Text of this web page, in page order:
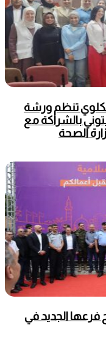
تنظم ورشة
بالشراكة مع
الصحة
فرعها الجديد في